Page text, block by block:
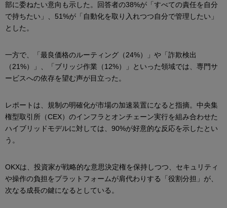
部に委ねたい意向も示した。回答者の38%が「すべての責任を自分
で持ちたい」、51%が「自動化を取り入れつつ自分で管理したい」
とした。
一方で、「最良価格のルーティング（24%）」や「詐欺検出
（21%）」、「ブリッジ作業（12%）」といった領域では、専門サ
ービスへの依存を望む声が目立った。
レポートは、規制の明確化が市場の加速装置になると指摘。中央集
権型取引所（CEX）のインフラとオンチェーン実行を組み合わせた
ハイブリッドモデルに対しては、90%が好意的な反応を示したとい
う。
OKXは、投資家が戦略的な意思決定権を保持しつつ、セキュリティ
や操作の負担をプラットフォームが肩代わりする「役割分担」が、
次なる成長の鍵になるとしている。